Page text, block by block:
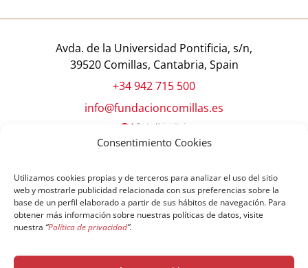
Consentimiento Cookies
Utilizamos cookies propias y de terceros para analizar el uso del sitio
web y mostrarle publicidad relacionada con sus preferencias sobre la
base de un perfil elaborado a partir de sus hábitos de navegación. Para
obtener más información sobre nuestras políticas de datos, visite
nuestra “Política de privacidad”.
Avda. de la Universidad Pontificia, s/n,
39520 Comillas, Cantabria, Spain
+34 942 715 500
info@fundacioncomillas.es
© Copyright Fundación Comillas